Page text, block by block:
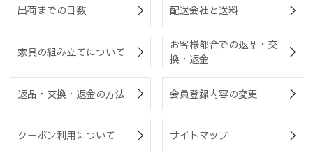
出荷までの日数 配送会社と送料
家具の組み立てについて
お客様都合での返品・交
換・返金
返品・交換・返金の方法 会員登録内容の変更
クーポン利用について サイトマップ